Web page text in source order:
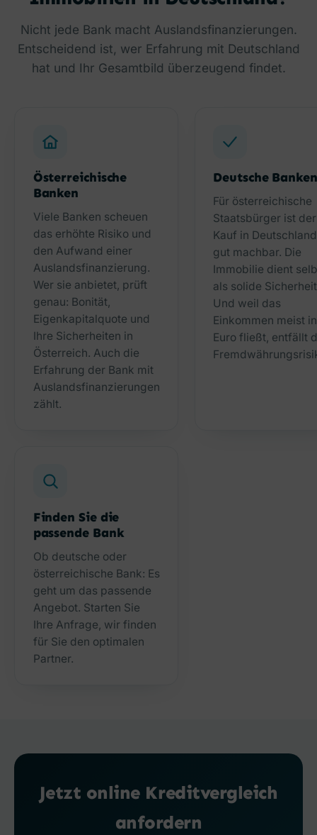
Nicht jede Bank macht Auslandsfinanzierungen.
Entscheidend ist, wer Erfahrung mit Deutschland
hat und Ihr Gesamtbild überzeugend findet.
Österreichische
Banken
Viele Banken scheuen
das erhöhte Risiko und
den Aufwand einer
Auslandsfinanzierung.
Wer sie anbietet, prüft
genau: Bonität,
Eigenkapitalquote und
Ihre Sicherheiten in
Österreich. Auch die
Erfahrung der Bank mit
Auslandsfinanzierungen
zählt.
Deutsche Banken
Für österreichische
Staatsbürger ist der
Kauf in Deutschland
gut machbar. Die
Immobilie dient
als solide
Und weil das
Einkommen meist in
Euro fließt, entfällt
Finden Sie die
passende Bank
Ob deutsche oder
österreichische Bank: Es
geht um das passende
Angebot. Starten Sie
Ihre Anfrage, wir finden
für Sie den optimalen
Partner.
Jetzt online Kreditvergleich
anfordern